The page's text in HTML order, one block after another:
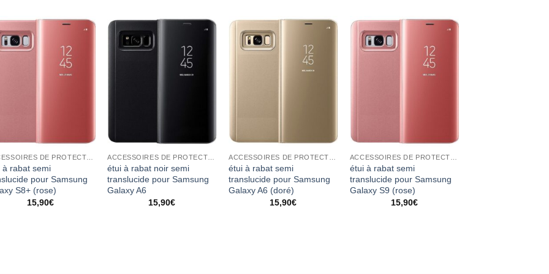
à rabat semi
pour Samsung
S8+ (rose)
15,90€
étui à rabat noir semi
translucide pour Samsung
Galaxy A6
15,90€
étui à rabat semi
translucide pour Samsung
Galaxy A6 (doré)
15,90€
étui à rabat semi
translucide pour Samsung
Galaxy S9 (rose)
15,90€